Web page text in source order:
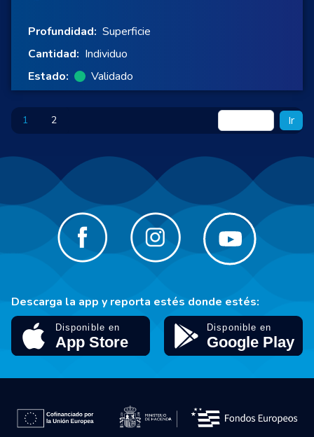
Profundidad: Superficie
Cantidad: Individuo
Estado:
Validado
1 2 Ir
Descarga la app y reporta estés donde estés: